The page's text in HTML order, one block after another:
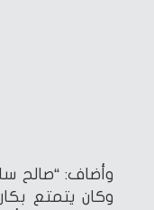
وكان يتمتع